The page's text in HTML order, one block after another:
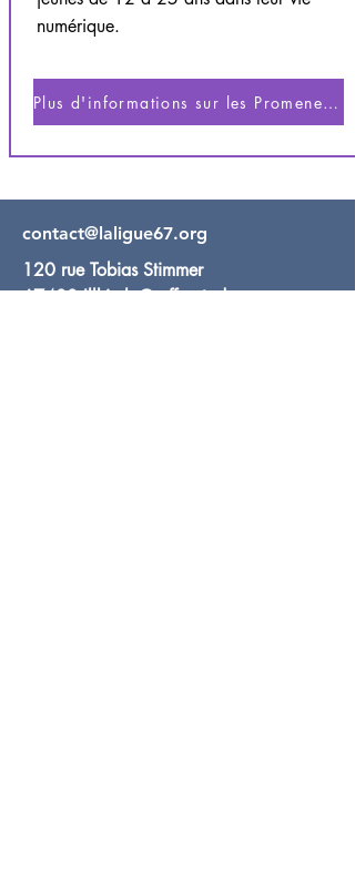
numérique.
Plus d'informations sur les Promeneurs du Net
contact@laligue67.org
120 rue Tobias Stimmer
67400 Illkirch Graffenstaden